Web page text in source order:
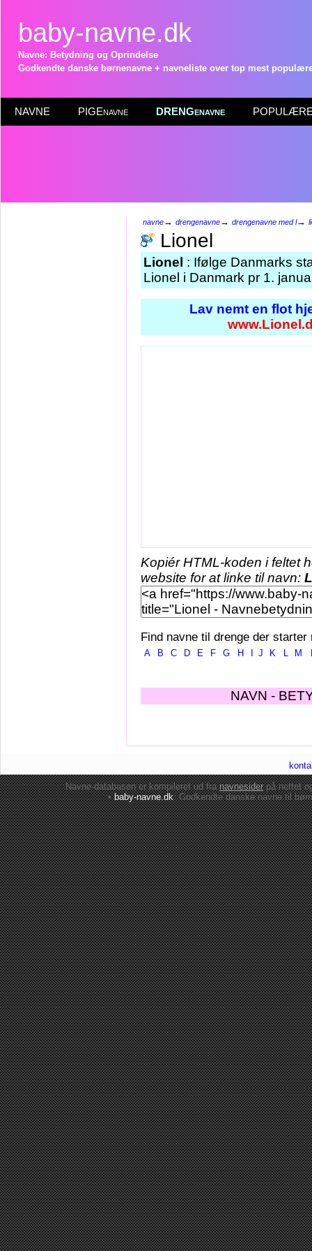
baby-navne.dk
Navne: Betydning og Oprindelse
Godkendte danske børnenavne + navneliste over top mest
NAVNE PIGEnavne DRENGenavne POPULÆRE
navne→ drengenavne→ drengenavne med l→
Lionel
Lionel : Ifølge Danmarks
Lionel i Danmark pr 1.
Lav nemt en flot
Kopiér HTML-koden i feltet
website for at linke til navn:
Find navne til drenge der starter
A B C D E F G H J K L M
NAVN -
Navne-databasen er kompileret ud franavnesiderpå nettet
•baby-navne.dk: Godkendte danskenavne til børn